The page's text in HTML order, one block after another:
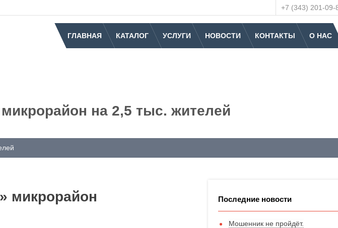
+7 (343) 201-09-
ГЛАВНАЯ КАТАЛОГ УСЛУГИ НОВОСТИ КОНТАКТЫ О НАС
на 2,5 тыс. жителей
микрорайон
Последние новости
Мошенник не пройдёт.